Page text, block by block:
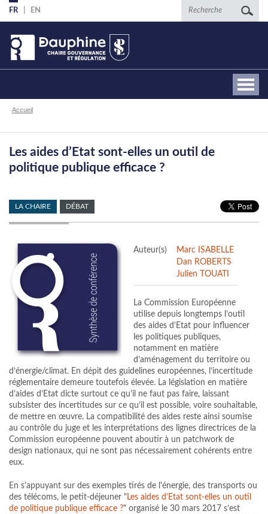
Aller
au
contenu
principal
FR EN Recherche
Fil
Accueil
Les aides d’Etat sont-elles un outil de
politique publique efficace ?
LA CHAIRE DÉBAT
Auteur(s)
Marc ISABELLE
Dan ROBERTS
Julien TOUATI
La Commission Européenne
utilise depuis longtemps l’outil
des aides d’Etat pour influencer
les politiques publiques,
notamment en matière
d’aménagement du territoire ou
d’énergie/climat. En dépit des guidelines européennes, l’incertitude
réglementaire demeure toutefois élevée. La législation en matière
d’aides d’Etat dicte surtout ce qu’il ne faut pas faire, laissant
subsister des incertitudes sur ce qu’il est possible, voire souhaitable,
de mettre en œuvre. La compatibilité des aides reste ainsi soumise
au contrôle du juge et les interprétations des lignes directrices de la
Commission européenne pouvent aboutir à un patchwork de
design nationaux, qui ne sont pas nécessairement cohérents entre
eux.
En s'appuyant sur des exemples tirés de l'énergie, des transports ou
des télécoms, le petit-déjeuner "Les aides d’Etat sont-elles un outil
de politique publique efficace ?" organisé le 30 mars 2017 s’est